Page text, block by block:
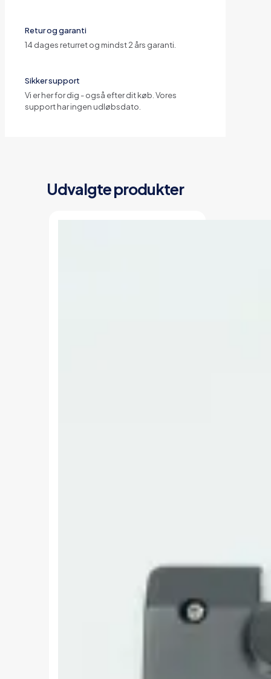
Retur og garanti
14 dages returret og mindst 2 års garanti.
Sikker support
Vi er her for dig - også efter dit køb. Vores
support har ingen udløbsdato.
Udvalgte produkter